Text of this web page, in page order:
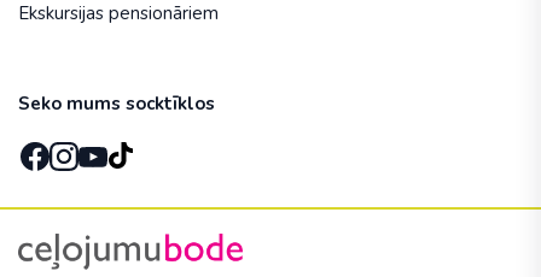
Ekskursijas pensionāriem
Seko mums socktīklos